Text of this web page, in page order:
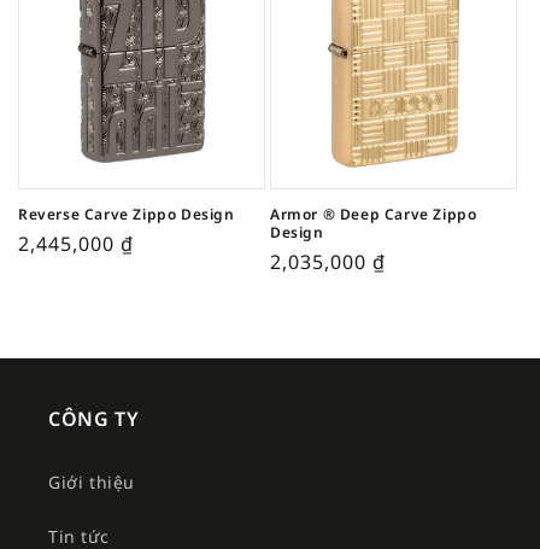
Reverse Carve Zippo Design
2,445,000 ₫
Armor ® Deep Carve Zippo
Design
2,035,000 ₫
CÔNG TY
Giới thiệu
Tin tức